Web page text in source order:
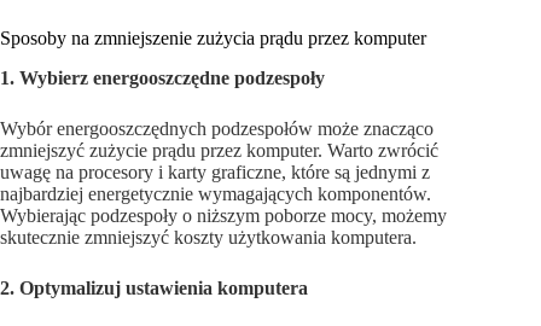
Sposoby na zmniejszenie zużycia prądu przez komputer
1. Wybierz energooszczędne podzespoły
Wybór energooszczędnych podzespołów może znacząco
zmniejszyć zużycie prądu przez komputer. Warto zwrócić
uwagę na procesory i karty graficzne, które są jednymi z
najbardziej energetycznie wymagających komponentów.
Wybierając podzespoły o niższym poborze mocy, możemy
skutecznie zmniejszyć koszty użytkowania komputera.
2. Optymalizuj ustawienia komputera